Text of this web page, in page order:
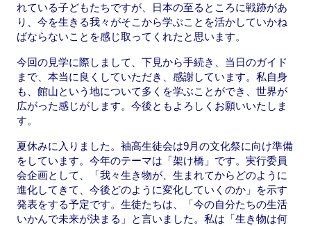
れている子どもたちですが、日本の至るところに戦跡があ
り、今を生きる我々がそこから学ぶことを活かしていかね
ばならないことを感じ取ってくれたと思います。
今回の見学に際しまして、下見から手続き、当日のガイド
まで、本当に良くしていただき、感謝しています。私自身
も、館山という地について多くを学ぶことができ、世界が
広がった感じがします。今後ともよろしくお願いいたしま
す。
夏休みに入りました。袖高生徒会は9月の文化祭に向け準備
をしています。今年のテーマは「架け橋」です。実行委員
会企画として、「我々生き物が、生まれてからどのように
進化してきて、今後どのように変化していくのか」を示す
発表をする予定です。生徒たちは、「今の自分たちの生活
いかんで未来が決まる」と言いました。私は「生き物は何